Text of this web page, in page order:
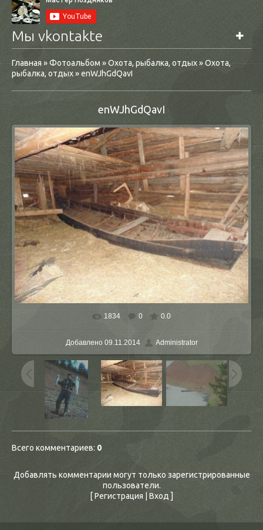
Мы vkontakte
Главная»Фотоальбом »Охота, рыбалка, отдых»Охота,
рыбалка, отдых» enWJhGdQavI
enWJhGdQavI
В реальном размере 1280x960
1834 0 0.0
Добавлено 09.11.2014 Administrator
Всего комментариев: 0
Добавлять комментарии могут только зарегистрированные
пользователи.
[Регистрация Вход ]